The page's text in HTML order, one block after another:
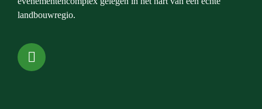
landbouwregio.